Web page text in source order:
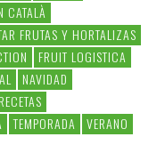
CATALÀ
FRUTAS Y HORTALIZAS
FRUIT LOGISTICA
NAVIDAD
RECETAS
TEMPORADA VERANO